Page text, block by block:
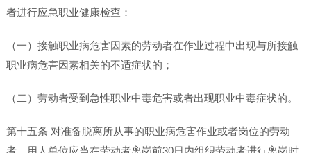
者进行应急职业健康检查：
（一）接触职业病危害因素的劳动者在作业过程中出现与所接触
职业病危害因素相关的不适症状的；
（二）劳动者受到急性职业中毒危害或者出现职业中毒症状的。
第十五条 对准备脱离所从事的职业病危害作业或者岗位的劳动